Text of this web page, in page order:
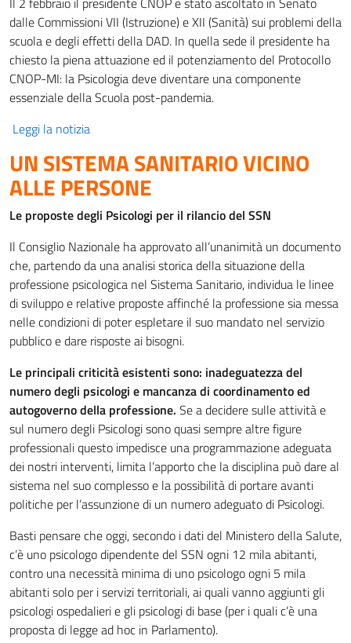
dalle Commissioni VII (Istruzione) e XII (Sanità) sui problemi della
scuola e degli effetti della DAD. In quella sede il presidente ha
chiesto la piena attuazione ed il potenziamento del Protocollo
CNOP-MI: la Psicologia deve diventare una componente
essenziale della Scuola post-pandemia.
Leggi la notizia
UN SISTEMA SANITARIO VICINO
ALLE PERSONE
Le proposte degli Psicologi per il rilancio del SSN
Il Consiglio Nazionale ha approvato all’unanimità un documento
che, partendo da una analisi storica della situazione della
professione psicologica nel Sistema Sanitario, individua le linee
di sviluppo e relative proposte affinché la professione sia messa
nelle condizioni di poter espletare il suo mandato nel servizio
pubblico e dare risposte ai bisogni.
Le principali criticità esistenti sono: inadeguatezza del
numero degli psicologi e mancanza di coordinamento ed
autogoverno della professione. Se a decidere sulle attività e
sul numero degli Psicologi sono quasi sempre altre figure
professionali questo impedisce una programmazione adeguata
dei nostri interventi, limita l’apporto che la disciplina può dare al
sistema nel suo complesso e la possibilità di portare avanti
politiche per l’assunzione di un numero adeguato di Psicologi.
Basti pensare che oggi, secondo i dati del Ministero della Salute,
c’è uno psicologo dipendente del SSN ogni 12 mila abitanti,
contro una necessità minima di uno psicologo ogni 5 mila
abitanti solo per i servizi territoriali, ai quali vanno aggiunti gli
psicologi ospedalieri e gli psicologi di base (per i quali c’è una
proposta di legge ad hoc in Parlamento).